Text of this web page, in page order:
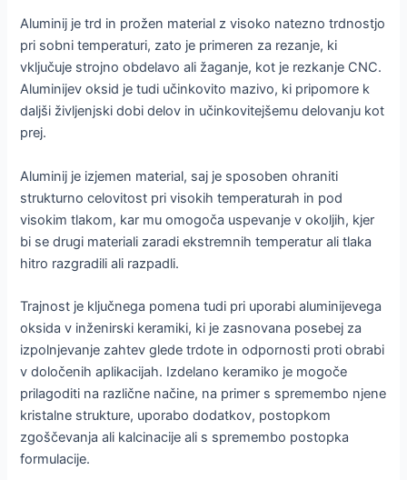
Aluminij je trd in prožen material z visoko natezno trdnostjo
pri sobni temperaturi, zato je primeren za rezanje, ki
vključuje strojno obdelavo ali žaganje, kot je rezkanje CNC.
Aluminijev oksid je tudi učinkovito mazivo, ki pripomore k
daljši življenjski dobi delov in učinkovitejšemu delovanju kot
prej.
Aluminij je izjemen material, saj je sposoben ohraniti
strukturno celovitost pri visokih temperaturah in pod
visokim tlakom, kar mu omogoča uspevanje v okoljih, kjer
bi se drugi materiali zaradi ekstremnih temperatur ali tlaka
hitro razgradili ali razpadli.
Trajnost je ključnega pomena tudi pri uporabi aluminijevega
oksida v inženirski keramiki, ki je zasnovana posebej za
izpolnjevanje zahtev glede trdote in odpornosti proti obrabi
v določenih aplikacijah. Izdelano keramiko je mogoče
prilagoditi na različne načine, na primer s spremembo njene
kristalne strukture, uporabo dodatkov, postopkom
zgoščevanja ali kalcinacije ali s spremembo postopka
formulacije.